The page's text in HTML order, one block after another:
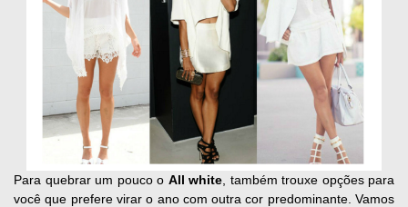
Para quebrar um pouco o All white , também trouxe opções para
você que prefere virar o ano com outra cor predominante. Vamos